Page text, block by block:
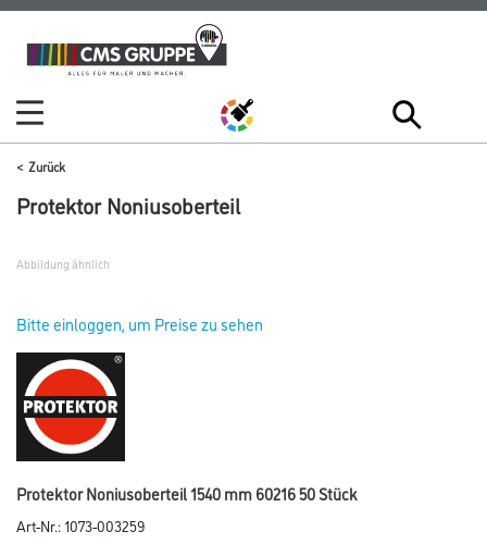
Zum
Inhalt
Zum
Navigationsmenü
Zurück
Protektor Noniusoberteil
Abbildung ähnlich
Bitte einloggen, um Preise zu sehen
Protektor Noniusoberteil 1540 mm 60216 50 Stück
Art-Nr.:1073-003259